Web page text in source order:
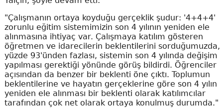
"Çalışmanın ortaya koyduğu gerçeklik şudur: '4+4+4'
zorunlu eğitim sistemimizin son 4 yılının yeniden ele
alınmasına ihtiyaç var. Çalışmaya katılım gösteren
öğretmen ve idarecilerin beklentilerini sorduğumuzda,
yüzde 93'ünden fazlası, sistemin son 4 yılında değişim
yapılması gerektiği yönünde görüş bildirdi. Öğrenciler
açısından da benzer bir beklenti öne çıktı. Toplumun
beklentilerine ve hayatın gerçeklerine göre son 4 yılın
yeniden ele alınması bir beklenti olarak katılımcılar
tarafından çok net olarak ortaya konulmuş durumda."